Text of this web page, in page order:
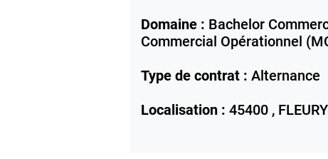
Domaine : Bachelor
Commercial Opérationnel
Type de contrat : Alternance
Localisation : 45400 ,